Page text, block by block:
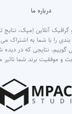
درباره ما
آنلاین اِمپک، نتایج
را با شما به اشتراک می
گوییم، نتایجی که در
و موفقیت برند شما